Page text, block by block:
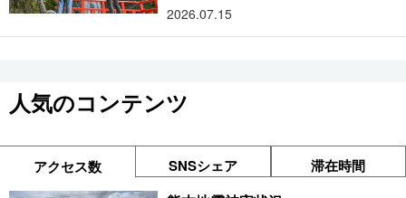
2026.07.15
人気のコンテンツ
アクセス数 SNSシェア 滞在時間